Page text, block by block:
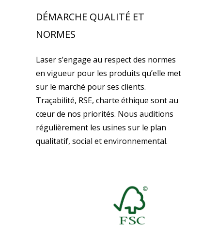
DÉMARCHE QUALITÉ ET
NORMES
Laser s’engage au respect des normes
en vigueur pour les produits qu’elle met
sur le marché pour ses clients.
Traçabilité, RSE, charte éthique sont au
cœur de nos priorités. Nous auditions
régulièrement les usines sur le plan
qualitatif, social et environnemental.